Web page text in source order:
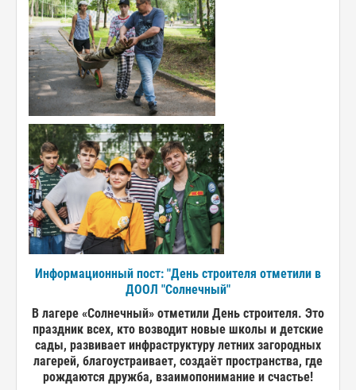
Информационный пост: "День строителя отметили в
ДООЛ "Солнечный"
В лагере «Солнечный» отметили День строителя. Это
праздник всех, кто возводит новые школы и детские
сады, развивает инфраструктуру летних загородных
лагерей, благоустраивает, создаёт пространства, где
рождаются дружба, взаимопонимание и счастье!